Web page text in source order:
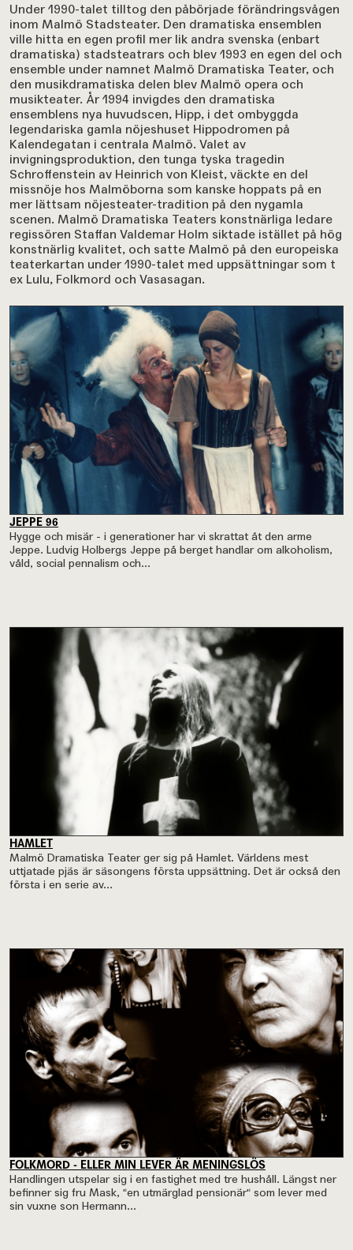
Under 1990-talet tilltog den påbörjade förändringsvågen
inom Malmö Stadsteater. Den dramatiska ensemblen
ville hitta en egen profil mer lik andra svenska (enbart
dramatiska) stadsteatrars och blev 1993 en egen del och
ensemble under namnet Malmö Dramatiska Teater, och
den musikdramatiska delen blev Malmö opera och
musikteater. År 1994 invigdes den dramatiska
ensemblens nya huvudscen, Hipp, i det ombyggda
legendariska gamla nöjeshuset Hippodromen på
Kalendegatan i centrala Malmö. Valet av
invigningsproduktion, den tunga tyska tragedin
Schroffenstein av Heinrich von Kleist, väckte en del
missnöje hos Malmöborna som kanske hoppats på en
mer lättsam nöjesteater-tradition på den nygamla
scenen. Malmö Dramatiska Teaters konstnärliga ledare
regissören Staffan Valdemar Holm siktade istället på hög
konstnärlig kvalitet, och satte Malmö på den europeiska
teaterkartan under 1990-talet med uppsättningar som t
ex Lulu, Folkmord och Vasasagan.
JEPPE 96
Hygge och misär - i generationer har vi skrattat åt den arme
Jeppe. Ludvig Holbergs Jeppe på berget handlar om alkoholism,
våld, social pennalism och...
HAMLET
Malmö Dramatiska Teater ger sig på Hamlet. Världens mest
uttjatade pjäs är säsongens första uppsättning. Det är också den
första i en serie av...
FOLKMORD - ELLER MIN LEVER ÄR MENINGSLÖS
Handlingen utspelar sig i en fastighet med tre hushåll. Längst ner
befinner sig fru Mask, "en utmärglad pensionär" som lever med
sin vuxne son Hermann...